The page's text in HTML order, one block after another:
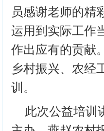
员感谢老师的精
运用到实际工作
作出应有的贡献
乡村振兴、农经
训。
此次公益培训